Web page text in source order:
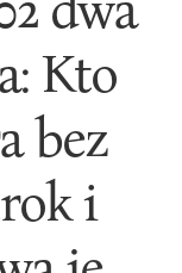
Kto
bez
i